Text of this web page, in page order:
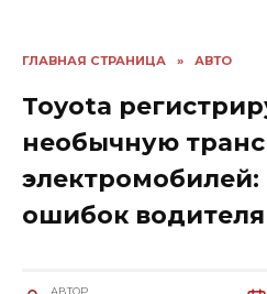
ГЛАВНАЯ СТРАНИЦА » АВТО
Toyota
необычную
ошибок водителя
АВТОР